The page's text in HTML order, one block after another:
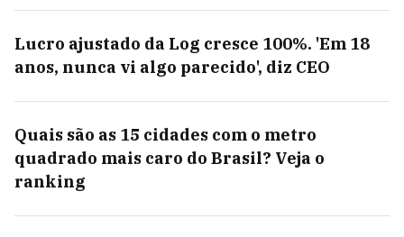
Lucro ajustado da Log cresce 100%. 'Em 18
anos, nunca vi algo parecido', diz CEO
Quais são as 15 cidades com o metro
quadrado mais caro do Brasil? Veja o
ranking